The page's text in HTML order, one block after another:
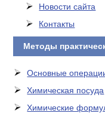
Новости сайта
Контакты
Методы
Основные
Химическая посуда
Химические